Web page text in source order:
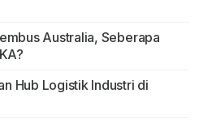
Australia, Seberapa
Hub Logistik Industri di